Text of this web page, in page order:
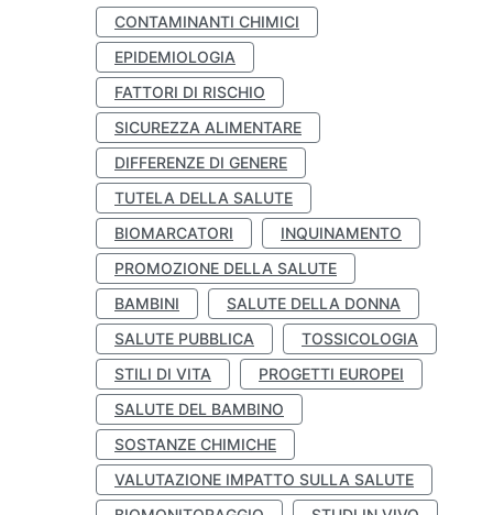
CONTAMINANTI CHIMICI
EPIDEMIOLOGIA
FATTORI DI RISCHIO
SICUREZZA ALIMENTARE
DIFFERENZE DI GENERE
TUTELA DELLA SALUTE
BIOMARCATORI
INQUINAMENTO
PROMOZIONE DELLA SALUTE
BAMBINI
SALUTE DELLA DONNA
SALUTE PUBBLICA
TOSSICOLOGIA
STILI DI VITA
PROGETTI EUROPEI
SALUTE DEL BAMBINO
SOSTANZE CHIMICHE
VALUTAZIONE IMPATTO SULLA SALUTE